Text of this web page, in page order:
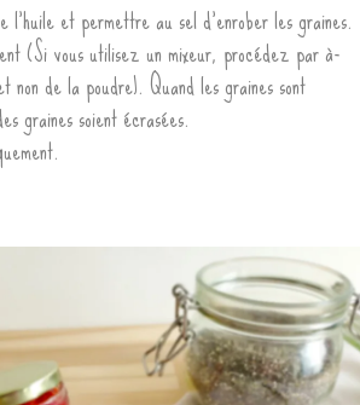
et permettre au sel d’enrober les graines.
(Si vous utilisez un mixeur, procédez par à-
de la poudre). Quand les graines sont
graines soient écrasées.